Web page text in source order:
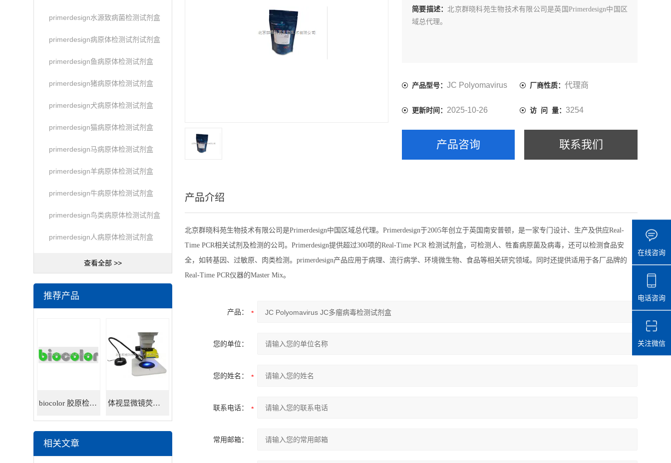
primerdesign水源致病菌检测试剂盒
primerdesign病原体检测试剂试剂盒
primerdesign鱼病原体检测试剂盒
primerdesign猪病原体检测试剂盒
primerdesign犬病原体检测试剂盒
primerdesign猫病原体检测试剂盒
primerdesign马病原体检测试剂盒
primerdesign羊病原体检测试剂盒
primerdesign牛病原体检测试剂盒
primerdesign鸟类病原体检测试剂盒
primerdesign人病原体检测试剂盒
查看全部 >>
推荐产品
biocolor 胶原检测试剂盒 体视显微镜荧光适配器
相关文章
简要描述：北京群晓科苑生物技术有限公司是英国Primerdesign中国区
域总代理。
产品型号：JC Polyomavirus 厂商性质： 代理商
更新时间： 2025-10-26 访 问 量： 3254
产品咨询 联系我们
产品介绍
北京群晓科苑生物技术有限公司是Primerdesign中国区域总代理。Primerdesign于2005年创立于英国南安普顿，是一家专门设计、生产及供应Real-
Time PCR相关试剂及检测的公司。Primerdesign提供超过300项的Real-Time PCR 检测试剂盒，可检测人、牲畜病原菌及病毒，还可以检测食品安
全，如转基因、过敏原、肉类检测。primerdesign产品应用于病理、流行病学、环境微生物、食品等相关研究领域。同时还提供适用于各厂品牌的
Real-Time PCR仪器的Master Mix。
产品：
您的单位：
您的姓名：
联系电话：
常用邮箱：
在线咨询
电话咨询
关注微信